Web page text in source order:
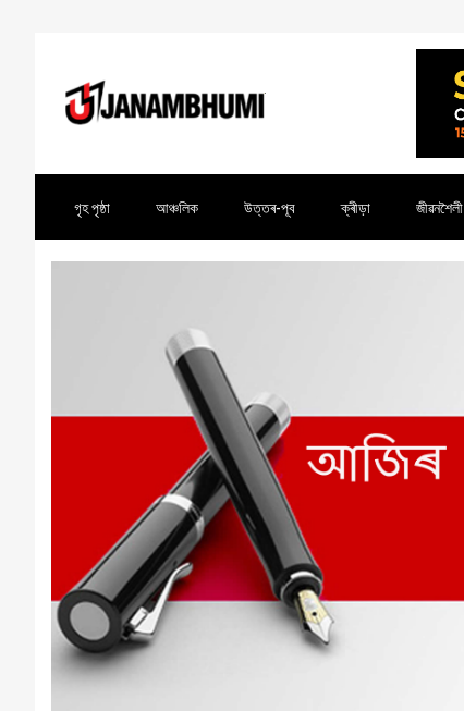
গৃহ পৃষ্ঠা আঞ্চলিক উত্তৰ-পূব ক্ৰীড়া জীৱনশৈলী